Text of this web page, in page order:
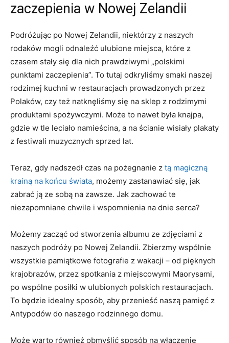
zaczepienia w Nowej Zelandii
Podróżując po Nowej Zelandii, niektórzy z naszych
rodaków mogli‌ odnaleźć ulubione miejsca, które z
czasem stały​ się dla ​nich⁤ prawdziwymi „polskimi
punktami zaczepienia”.‍ To tutaj odkryliśmy smaki naszej
rodzimej kuchni w restauracjach prowadzonych przez
Polaków, czy⁢ też natknęliśmy się ⁢na ⁢sklep z‌ rodzimymi
produktami spożywczymi. Może to nawet była knajpa,
gdzie w tle leciało namieścina, a na ścianie wisiały plakaty‍
z festiwali‍ muzycznych sprzed lat.
Teraz, gdy nadszedł⁢ czas na pożegnanie z tą magiczną
krainą na⁢ końcu świata, możemy⁤ zastanawiać się, jak
zabrać ją ze sobą na zawsze. Jak zachować te
niezapomniane chwile i ⁢wspomnienia na dnie serca?
Możemy zacząć od stworzenia ‌albumu ze zdjęciami z
naszych podróży po Nowej Zelandii. Zbierzmy ⁤wspólnie‍
wszystkie⁢ pamiątkowe fotografie z wakacji – od pięknych
krajobrazów,‍ przez spotkania z miejscowymi⁤ Maorysami,
po wspólne posiłki w ​ulubionych polskich restauracjach.
To​ będzie idealny sposób, ⁢aby przenieść⁣ naszą ‍pamięć ‌z
Antypodów do naszego rodzinnego domu.
Może warto również obmyślić sposób na‌ włączenie